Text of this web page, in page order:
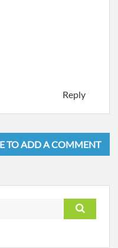
Reply
TO ADD A COMMENT